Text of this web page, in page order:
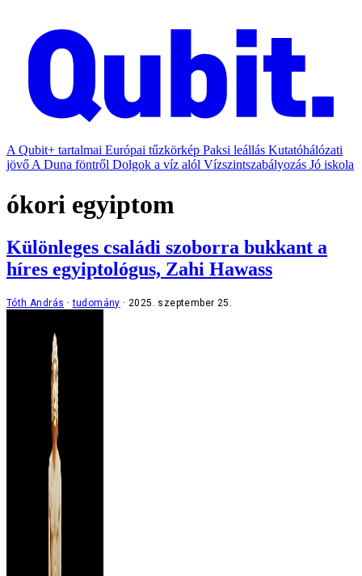
A Qubit+ tartalmai Európai tűzkörkép Paksi leállás Kutatóhálózati
jövő A Duna föntről Dolgok a víz alól Vízszintszabályozás Jó iskola
ókori egyiptom
Különleges családi szoborra bukkant a
híres egyiptológus, Zahi Hawass
Tóth András tudomány 2025. szeptember 25.